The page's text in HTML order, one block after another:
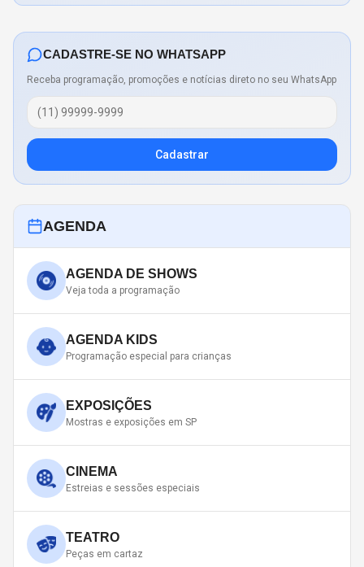
CADASTRE-SE NO WHATSAPP
Receba programação, promoções e notícias direto no seu WhatsApp
Cadastrar
AGENDA
AGENDA DE SHOWS
Veja toda a programação
AGENDA KIDS
Programação especial para crianças
EXPOSIÇÕES
Mostras e exposições em SP
CINEMA
Estreias e sessões especiais
TEATRO
Peças em cartaz